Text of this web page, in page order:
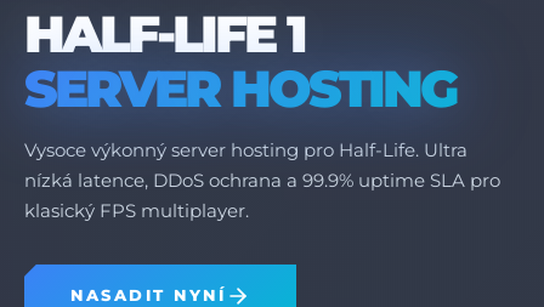
HALF-LIFE 1
SERVER HOSTING
Vysoce výkonný server hosting pro Half-Life. Ultra
nízká latence, DDoS ochrana a 99.9% uptime SLA pro
klasický FPS multiplayer.
NASADIT NYNÍ